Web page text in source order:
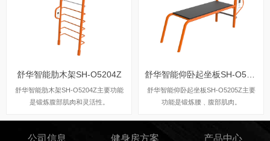
舒华智能肋木架SH-O5204Z
舒华智能肋木架SH-O5204Z主要功能
是锻炼腹部肌肉和灵活性。
舒华智能仰卧起坐板SH-O5205Z
舒华智能仰卧起坐板SH-O5205Z主要
功能是锻炼腰﹑腹部肌肉。
公司信息 健身房方案 产品中心